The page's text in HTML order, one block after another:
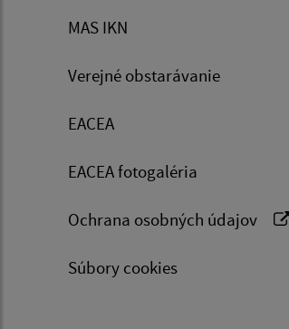
MAS IKN
Verejné obstarávanie
EACEA
EACEA fotogaléria
Ochrana osobných údajov
Súbory cookies